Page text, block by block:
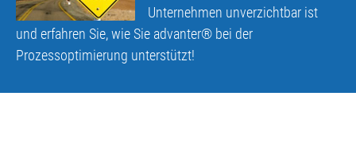
Unternehmen unverzichtbar ist
und erfahren Sie, wie Sie advanter® bei der
Prozessoptimierung unterstützt!